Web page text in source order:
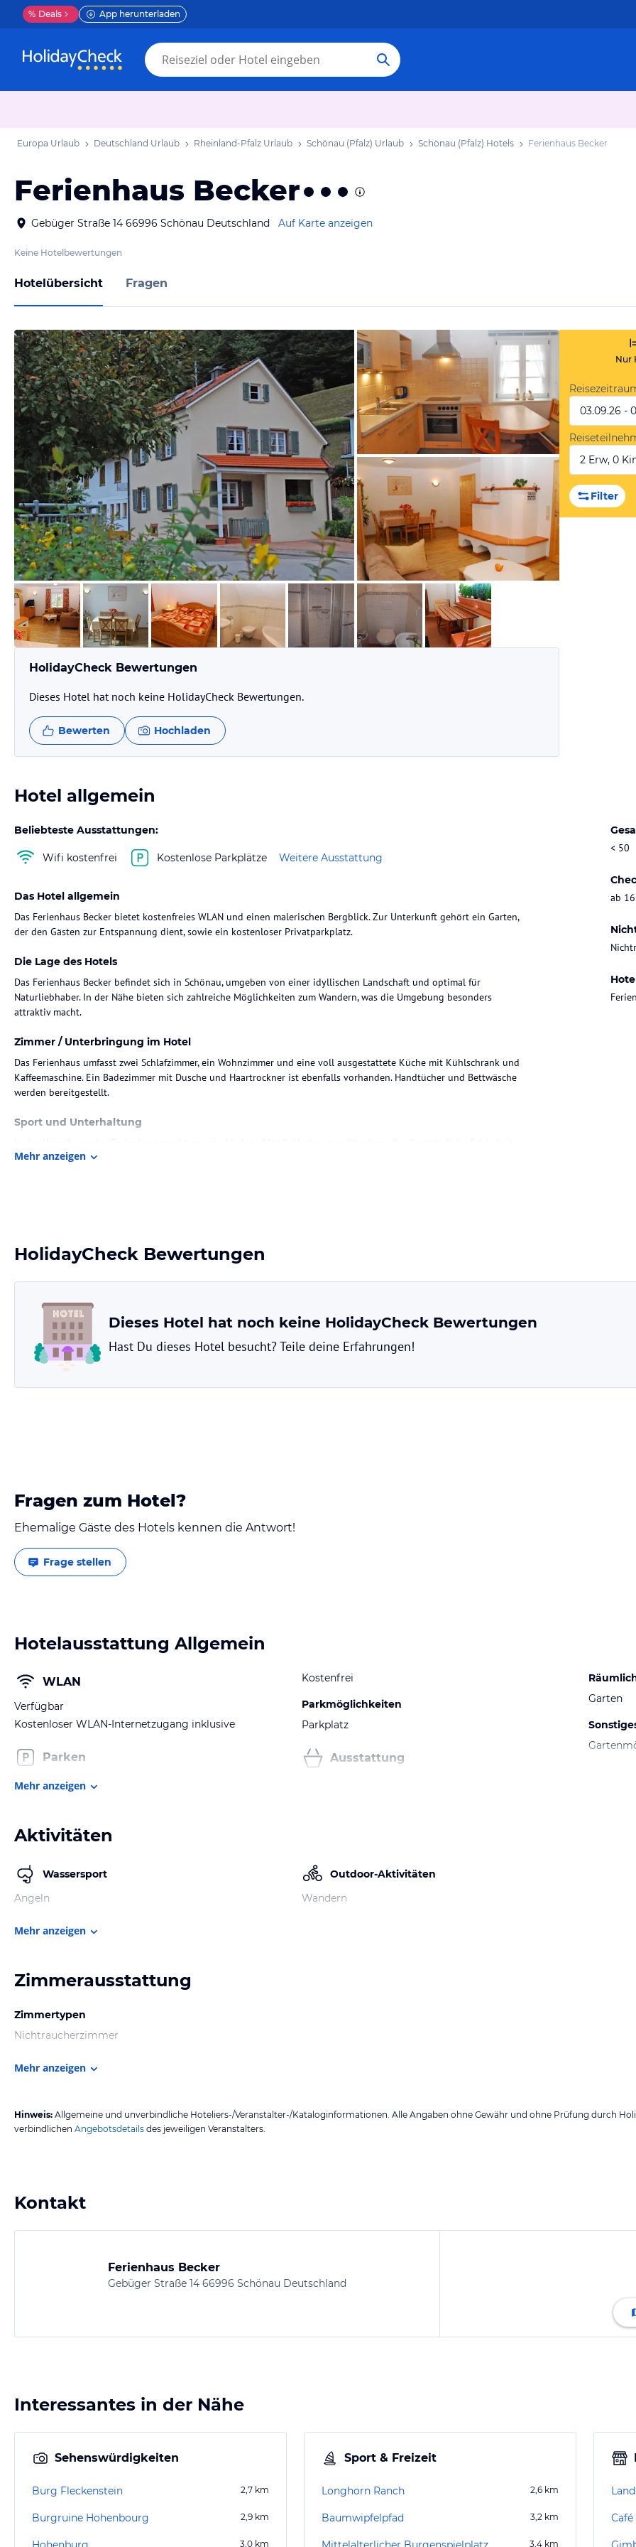
% Deals App herunterladen
Europa Urlaub Deutschland Urlaub Rheinland-Pfalz Urlaub Schönau (Pfalz) Urlaub Schönau (Pfalz) Hotels Ferienhaus Becker
Ferienhaus Becker
Gebüger Straße 14 66996 Schönau Deutschland Auf Karte anzeigen
Keine Hotelbewertungen
Hotelübersicht Fragen
von Booking.com
von Booking.com
von Booking.com
Nur
03.09.26 -
2 Erw, 0
Filter
HolidayCheck Bewertungen
Dieses Hotel hat noch keine HolidayCheck Bewertungen.
Bewerten Hochladen
Hotel allgemein
Beliebteste Ausstattungen:
Wifi kostenfrei Kostenlose Parkplätze Weitere Ausstattung
< 50
ab
Das Hotel allgemein
Das Ferienhaus Becker bietet kostenfreies WLAN und einen malerischen Bergblick. Zur Unterkunft gehört ein Garten,
der den Gästen zur Entspannung dient, sowie ein kostenloser Privatparkplatz.
Die Lage des Hotels
Das Ferienhaus Becker befindet sich in Schönau, umgeben von einer idyllischen Landschaft und optimal für
Naturliebhaber. In der Nähe bieten sich zahlreiche Möglichkeiten zum Wandern, was die Umgebung besonders
attraktiv macht.
Zimmer / Unterbringung im Hotel
Das Ferienhaus umfasst zwei Schlafzimmer, ein Wohnzimmer und eine voll ausgestattete Küche mit Kühlschrank und
Kaffeemaschine. Ein Badezimmer mit Dusche und Haartrockner ist ebenfalls vorhanden. Handtücher und Bettwäsche
werden bereitgestellt.
Sport und Unterhaltung
der Region erkunden lassen.
Mehr anzeigen
HolidayCheck Bewertungen
Dieses Hotel hat noch keine HolidayCheck Bewertungen
Hast Du dieses Hotel besucht? Teile deine Erfahrungen!
Fragen zum Hotel?
Ehemalige Gäste des Hotels kennen die Antwort!
Frage stellen
Hotelausstattung Allgemein
WLAN
Verfügbar
Kostenloser WLAN-Internetzugang inklusive
Parken
Kostenfrei
Parkmöglichkeiten
Parkplatz
Ausstattung
Garten
Mehr anzeigen
Aktivitäten
Wassersport
Angeln
Outdoor-Aktivitäten
Wandern
Mehr anzeigen
Zimmerausstattung
Zimmertypen
Nichtraucherzimmer
Mehr anzeigen
Hinweis: Allgemeine und unverbindliche Hoteliers-/Veranstalter-/Kataloginformationen. Alle Angaben ohne Gewähr und ohne Prüfung durch
verbindlichen Angebotsdetails des jeweiligen Veranstalters.
Kontakt
Ferienhaus Becker
Gebüger Straße 14 66996 Schönau Deutschland
Interessantes in der Nähe
Sehenswürdigkeiten
Burg Fleckenstein 2,7 km
Burgruine Hohenbourg 2,9 km
3,0 km
Sport & Freizeit
Longhorn Ranch 2,6 km
Baumwipfelpfad 3,2 km
3,4 km